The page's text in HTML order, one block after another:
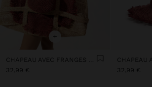
+
CHAPEAU AVEC FRANGES EFFET PAILLE
32,99 €
32,99 €